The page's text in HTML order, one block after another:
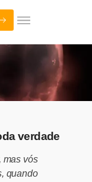
verdade
mas vós
quando